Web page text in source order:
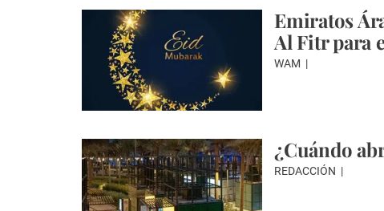
Emiratos
Al Fitr para
WAM
¿Cuándo
REDACCIÓN